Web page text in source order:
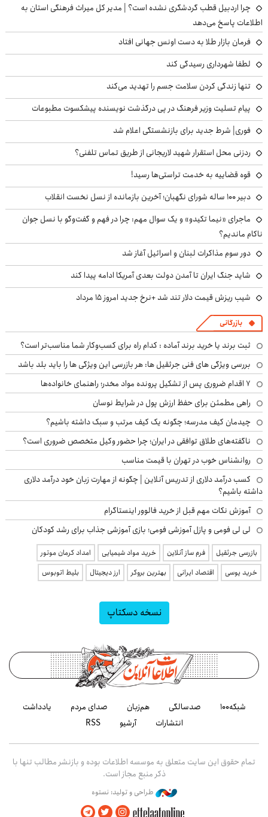
چرا اردبیل قطب گردشگری نشده است؟ | مدیر کل میراث فرهنگی استان به
اطلاعات پاسخ می‌دهد
فرمان بازار طلا به دست اونس جهانی افتاد
لطفا شهرداری رسیدگی کند
تنها زندگی کردن سلامت جسم را تهدید می‌کند
پیام تسلیت وزیر فرهنگ در پی درگذشت نویسنده پیشکسوت مطبوعات
فوری| شرط جدید برای بازنشستگی اعلام شد
ردزنی محل استقرار شهید لاریجانی از طریق تماس تلفنی؟
قوه قضاییه به خدمت تراستی‌ها رسید!
دبیر ۱۰۰ ساله شورای نگهبان؛ آخرین بازمانده از نسل نخست انقلاب
ماجرای «نیما تکیدو» و یک سوال مهم: چرا در فهم و گفت‌وگو با نسل جوان
ناکام ماندیم؟
دور سوم مذاکرات لبنان و اسرائیل آغاز شد
شاید جنگ ایران تا آمدن دولت بعدی آمریکا ادامه پیدا کند
شیب ریزش قیمت دلار تند شد +نرخ جدید امروز ۱۵ مرداد
بازرگانی
ثبت برند یا خرید برند آماده : کدام راه برای کسب‌وکار شما مناسب‌تر است؟
بررسی ویژگی های فنی جرثقیل ها: هر بازرسی این ویژگی ها را باید بلد باشد
۷ اقدام ضروری پس از تشکیل پرونده مواد مخدر؛ راهنمای خانواده‌ها
راهی مطمئن برای حفظ ارزش پول در شرایط نوسان
چیدمان کیف مدرسه؛ چگونه یک کیف مرتب و سبک داشته باشیم؟
ناگفته‌های طلاق توافقی در ایران؛ چرا حضور وکیل متخصص ضروری است؟
روانشناس خوب در تهران با قیمت مناسب
کسب درآمد دلاری از تدریس آنلاین | چگونه از مهارت زبان خود درآمد دلاری
داشته باشیم؟
آموزش نکات مهم قبل از خرید فالوور اینستاگرام
لی لی فومی و پازل آموزشی فومی؛ بازی آموزشی جذاب برای رشد کودکان
بازرسی جرثقیل فرم ساز آنلاین خرید مواد شیمیایی
امداد کرمان موتور
خرید یوسی
اقتصاد ایرانی بهترین بروکر ارز دیجیتال بلیط اتوبوس
نسخه دسکتاپ
شبکه۱۰۰ صدسالگی هم‌زبان صدای مردم
یادداشت
انتشارات
آرشیو RSS
تمام حقوق این سایت متعلق به موسسه اطلاعات بوده و بازنشر مطالب تنها با
ذکر منبع مجاز است.
طراحی و تولید: نستوه